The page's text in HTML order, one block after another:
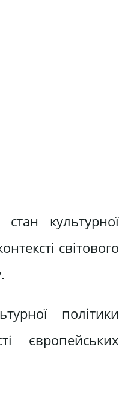
культурної
світового
політики
європейських